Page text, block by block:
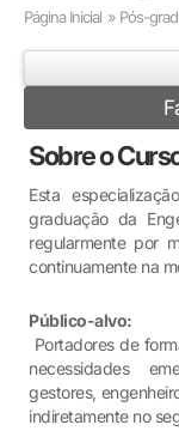
Educação Básica
Educação a
Pós-graduação
Pesquisa
Extensão
Infraestrutura e
Sobre a ULBRA
Página Inicial » Pós-
Sobre o
Esta
graduação da
regularmente por
continuamente na
Público-alvo:
Portadores de
necessidades
gestores,
indiretamente no